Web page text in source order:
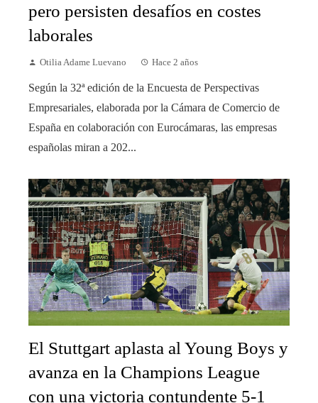
pero persisten desafíos en costes
laborales
Otilia Adame Luevano Hace 2 años
Según la 32ª edición de la Encuesta de Perspectivas
Empresariales, elaborada por la Cámara de Comercio de
España en colaboración con Eurocámaras, las empresas
españolas miran a 202...
El Stuttgart aplasta al Young Boys y
avanza en la Champions League
con una victoria contundente 5-1